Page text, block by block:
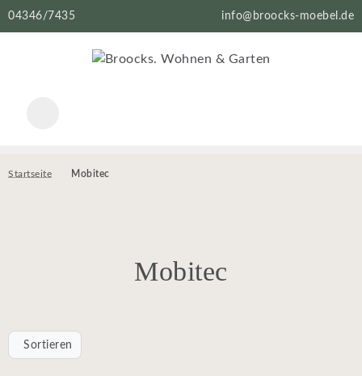
04346/7435 info@broocks-moebel.de
Startseite Mobitec
Mobitec
Sortieren